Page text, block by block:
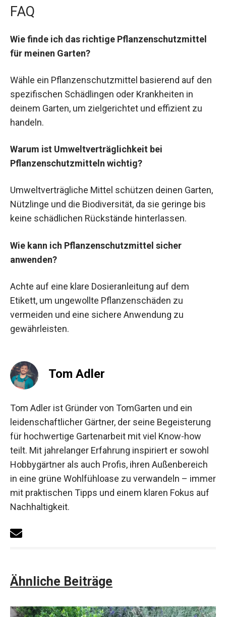
FAQ
Wie finde ich das richtige Pflanzenschutzmittel
für meinen Garten?
Wähle ein Pflanzenschutzmittel basierend auf den
spezifischen Schädlingen oder Krankheiten in
deinem Garten, um zielgerichtet und effizient zu
handeln.
Warum ist Umweltverträglichkeit bei
Pflanzenschutzmitteln wichtig?
Umweltverträgliche Mittel schützen deinen Garten,
Nützlinge und die Biodiversität, da sie geringe bis
keine schädlichen Rückstände hinterlassen.
Wie kann ich Pflanzenschutzmittel sicher
anwenden?
Achte auf eine klare Dosieranleitung auf dem
Etikett, um ungewollte Pflanzenschäden zu
vermeiden und eine sichere Anwendung zu
gewährleisten.
Tom Adler
Tom Adler ist Gründer von TomGarten und ein
leidenschaftlicher Gärtner, der seine Begeisterung
für hochwertige Gartenarbeit mit viel Know-how
teilt. Mit jahrelanger Erfahrung inspiriert er sowohl
Hobbygärtner als auch Profis, ihren Außenbereich
in eine grüne Wohlfühloase zu verwandeln – immer
mit praktischen Tipps und einem klaren Fokus auf
Nachhaltigkeit.
Ähnliche Beiträge